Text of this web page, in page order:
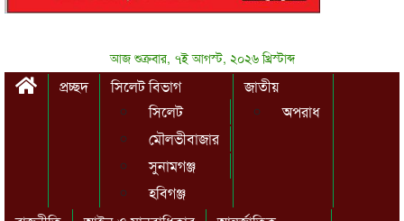
আজ শুক্রবার, ৭ই আগস্ট, ২০২৬ খ্রিস্টাব্দ
প্রচ্ছদ
সিলেট বিভাগ
সিলেট
মৌলভীবাজার
সুনামগঞ্জ
হবিগঞ্জ
জাতীয়
অপরাধ